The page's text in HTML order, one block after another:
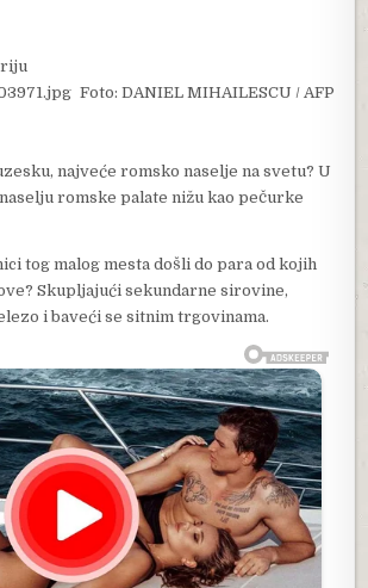
Foto: DANIEL MIHAILESCU / AFP
najveće romsko naselje na svetu? U
romske palate nižu kao pečurke
tog malog mesta došli do para od kojih
Skupljajući sekundarne sirovine,
i baveći se sitnim trgovinama.